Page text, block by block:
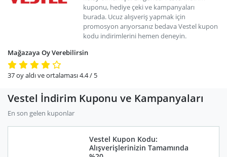
Mağazaya Oy Verebilirsin
37oy aldı ve ortalaması4.4/ 5
kuponu, hediye çeki ve kampanyaları
burada. Ucuz alışveriş yapmak için
promosyon arıyorsanız bedava Vestel kupon
kodu indirimlerini hemen deneyin.
Vestel İndirim Kuponu ve Kampanyaları
En son gelen kuponlar
Vestel Kupon Kodu:
Alışverişlerinizin Tamamında